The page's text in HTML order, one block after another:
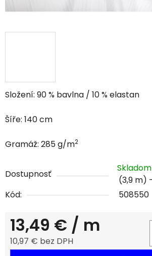
Složení: 90 % bavlna / 10 % elastan
Šíře: 140 cm
Gramáž: 285 g/m2
Dostupnosť
Skladom
(3,9 m)
Kód:
508550
13,49 € / m
10,97 € bez DPH